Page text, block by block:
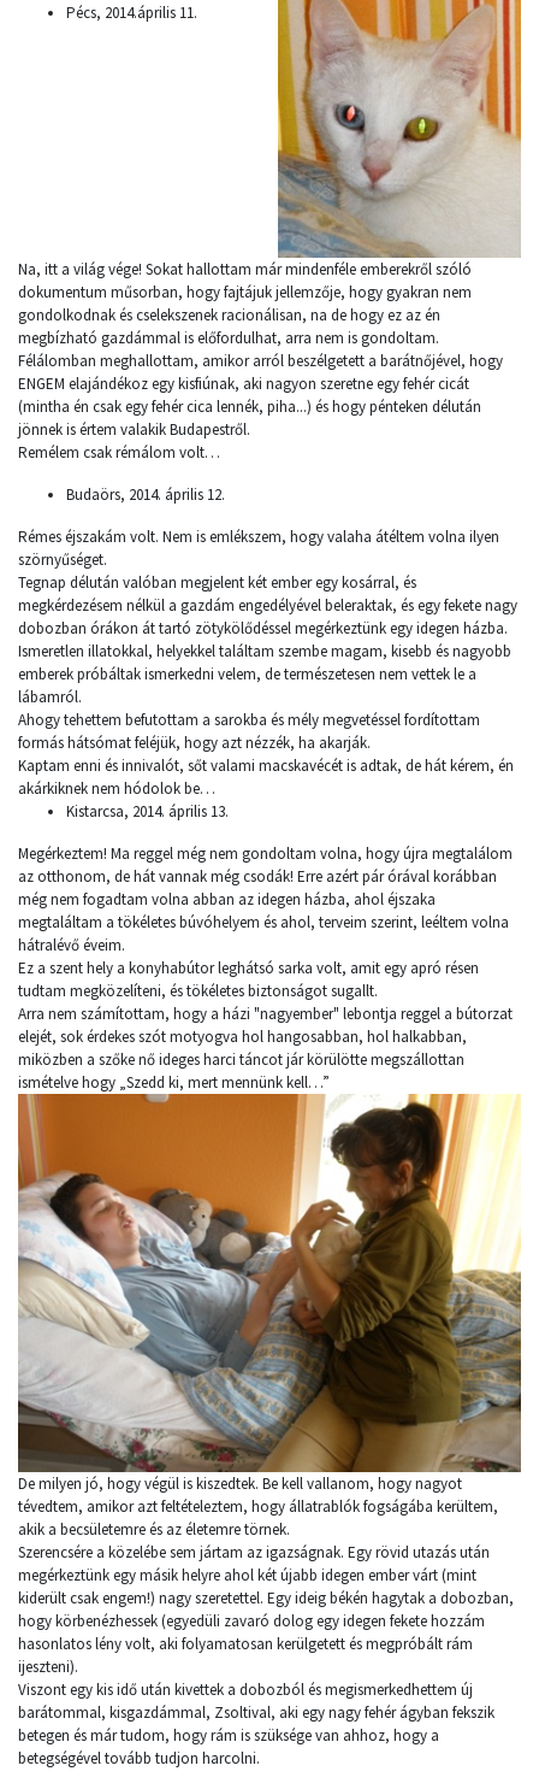
Pécs, 2014.április 11.
Na, itt a világ vége! Sokat hallottam már mindenféle emberekről szóló
dokumentum műsorban, hogy fajtájuk jellemzője, hogy gyakran nem
gondolkodnak és cselekszenek racionálisan, na de hogy ez az én
megbízható gazdámmal is előfordulhat, arra nem is gondoltam.
Félálomban meghallottam, amikor arról beszélgetett a barátnőjével, hogy
ENGEM elajándékoz egy kisfiúnak, aki nagyon szeretne egy fehér cicát
(mintha én csak egy fehér cica lennék, piha...) és hogy pénteken délután
jönnek is értem valakik Budapestről.
Remélem csak rémálom volt…
Budaörs, 2014. április 12.
Rémes éjszakám volt. Nem is emlékszem, hogy valaha átéltem volna ilyen
szörnyűséget.
Tegnap délután valóban megjelent két ember egy kosárral, és
megkérdezésem nélkül a gazdám engedélyével beleraktak, és egy fekete nagy
dobozban órákon át tartó zötykölődéssel megérkeztünk egy idegen házba.
Ismeretlen illatokkal, helyekkel találtam szembe magam, kisebb és nagyobb
emberek próbáltak ismerkedni velem, de természetesen nem vettek le a
lábamról.
Ahogy tehettem befutottam a sarokba és mély megvetéssel fordítottam
formás hátsómat feléjük, hogy azt nézzék, ha akarják.
Kaptam enni és innivalót, sőt valami macskavécét is adtak, de hát kérem, én
akárkiknek nem hódolok be…
Kistarcsa, 2014. április 13.
Megérkeztem! Ma reggel még nem gondoltam volna, hogy újra megtalálom
az otthonom, de hát vannak még csodák! Erre azért pár órával korábban
még nem fogadtam volna abban az idegen házba, ahol éjszaka
megtaláltam a tökéletes búvóhelyem és ahol, terveim szerint, leéltem volna
hátralévő éveim.
Ez a szent hely a konyhabútor leghátsó sarka volt, amit egy apró résen
tudtam megközelíteni, és tökéletes biztonságot sugallt.
Arra nem számítottam, hogy a házi "nagyember" lebontja reggel a bútorzat
elejét, sok érdekes szót motyogva hol hangosabban, hol halkabban,
miközben a szőke nő ideges harci táncot jár körülötte megszállottan
ismételve hogy „Szedd ki, mert mennünk kell…”
De milyen jó, hogy végül is kiszedtek. Be kell vallanom, hogy nagyot
tévedtem, amikor azt feltételeztem, hogy állatrablók fogságába kerültem,
akik a becsületemre és az életemre törnek.
Szerencsére a közelébe sem jártam az igazságnak. Egy rövid utazás után
megérkeztünk egy másik helyre ahol két újabb idegen ember várt (mint
kiderült csak engem!) nagy szeretettel. Egy ideig békén hagytak a dobozban,
hogy körbenézhessek (egyedüli zavaró dolog egy idegen fekete hozzám
hasonlatos lény volt, aki folyamatosan kerülgetett és megpróbált rám
ijeszteni).
Viszont egy kis idő után kivettek a dobozból és megismerkedhettem új
barátommal, kisgazdámmal, Zsoltival, aki egy nagy fehér ágyban fekszik
betegen és már tudom, hogy rám is szüksége van ahhoz, hogy a
betegségével tovább tudjon harcolni.